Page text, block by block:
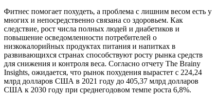
Фитнес помогает похудеть, а проблема с лишним весом есть у
многих и непосредственно связана со здоровьем. Как
следствие, рост числа полных людей и диабетиков и
повышение осведомленности потребителей о
низкокалорийных продуктах питания и напитках в
развивающихся странах способствуют росту рынка средств
для снижения и контроля веса. Согласно отчету The Brainy
Insights, ожидается, что рынок похудения вырастет с 224,24
млрд долларов США в 2021 году до 405,37 млрд долларов
США к 2030 году при среднегодовом темпе роста 6,8%.